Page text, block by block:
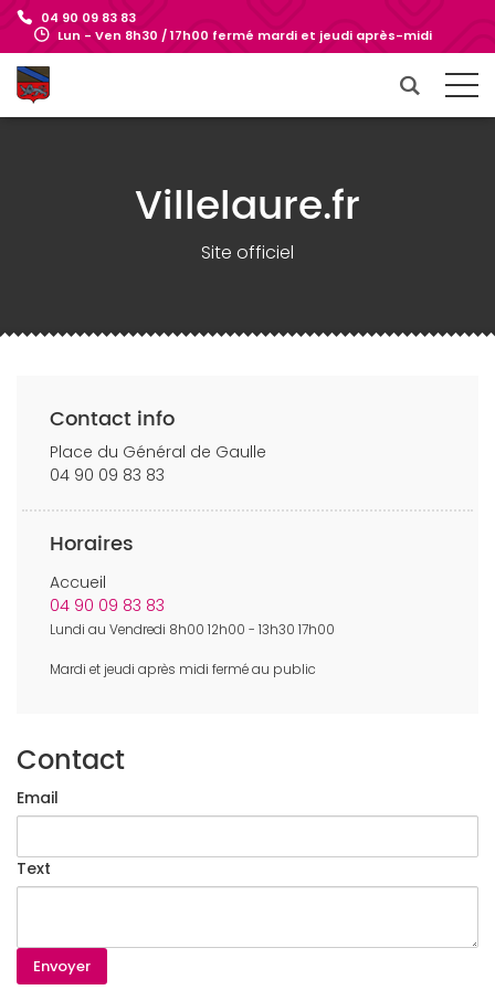
04 90 09 83 83
Lun - Ven 8h30 / 17h00 fermé mardi et jeudi après-midi
Villelaure.fr
Site officiel
Contact info
Place du Général de Gaulle
04 90 09 83 83
Horaires
Accueil
04 90 09 83 83
Lundi au Vendredi 8h00 12h00 - 13h30 17h00
Mardi et jeudi après midi fermé au public
Contact
Email
Text
Envoyer